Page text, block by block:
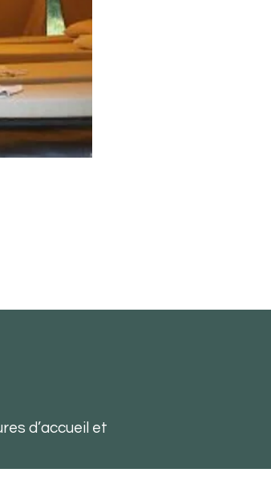
d’accueil et